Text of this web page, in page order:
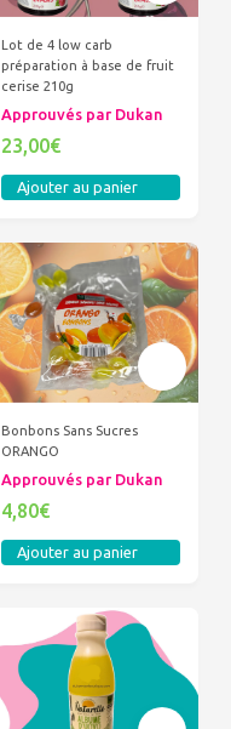
Lot de 4 low carb
préparation à base de fruit
cerise 210g
Approuvés par Dukan
23,00€
Ajouter au panier
Bonbons Sans Sucres
ORANGO
Approuvés par Dukan
4,80€
Ajouter au panier